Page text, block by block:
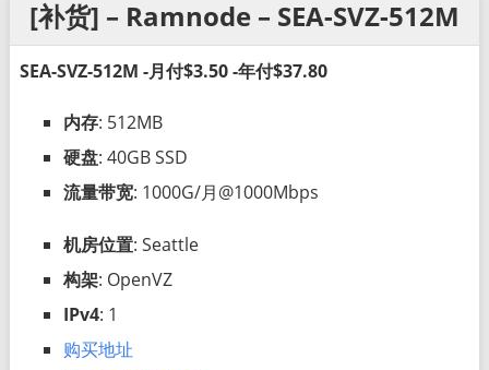
[补货] – Ramnode – SEA-SVZ-512M
SEA-SVZ-512M -月付$3.50 -年付$37.80
内存: 512MB
硬盘: 40GB SSD
流量带宽: 1000G/月@1000Mbps
机房位置: Seattle
构架: OpenVZ
IPv4: 1
购买地址